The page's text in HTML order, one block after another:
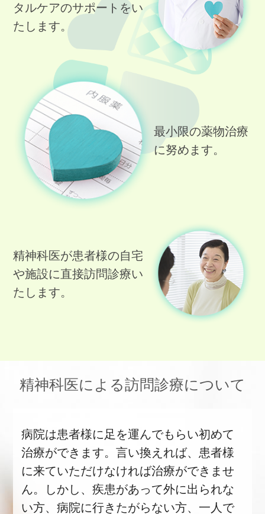
インフルエンザ予防接種のご案内
デイケア.ショートケアについて
2019/07/06
新規開院のお知らせ
タルケアのサポートをい
たします。
最小限の薬物治療
に努めます。
精神科医が患者様の自宅
や施設に直接訪問診療い
たします。
精神科医による訪問診療について
病院は患者様に足を運んでもらい初めて
治療ができます。言い換えれば、患者様
に来ていただけなければ治療ができませ
ん。しかし、疾患があって外に出られな
い方、病院に行きたがらない方、一人で